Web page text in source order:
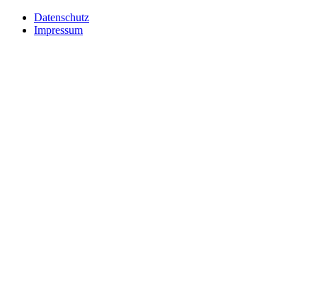
Datenschutz
Impressum